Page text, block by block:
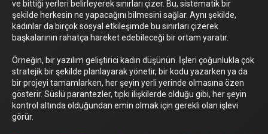
ve bittiği yerleri belirleyerek sınırları çizer. Bu, sistematik bir
şekilde herkesin ne yapacağını bilmesini sağlar. Aynı şekilde,
kadınlar da birçok sosyal etkileşimde bu sınırları çizerek
başkalarının rahatça hareket edebileceği bir ortam yaratır.
Örneğin, bir yazılım geliştirici kadın düşünün. İşleri çoğunlukla çok
stratejik bir şekilde planlayarak yönetir, bir kodu yazarken ya da
bir projeyi tamamlarken, her şeyin yerli yerinde olmasına özen
gösterir. Süslü parantezler, tıpkı ilişkilerde olduğu gibi, her şeyin
kontrol altında olduğundan emin olmak için gerekli olan işlevi
görür.